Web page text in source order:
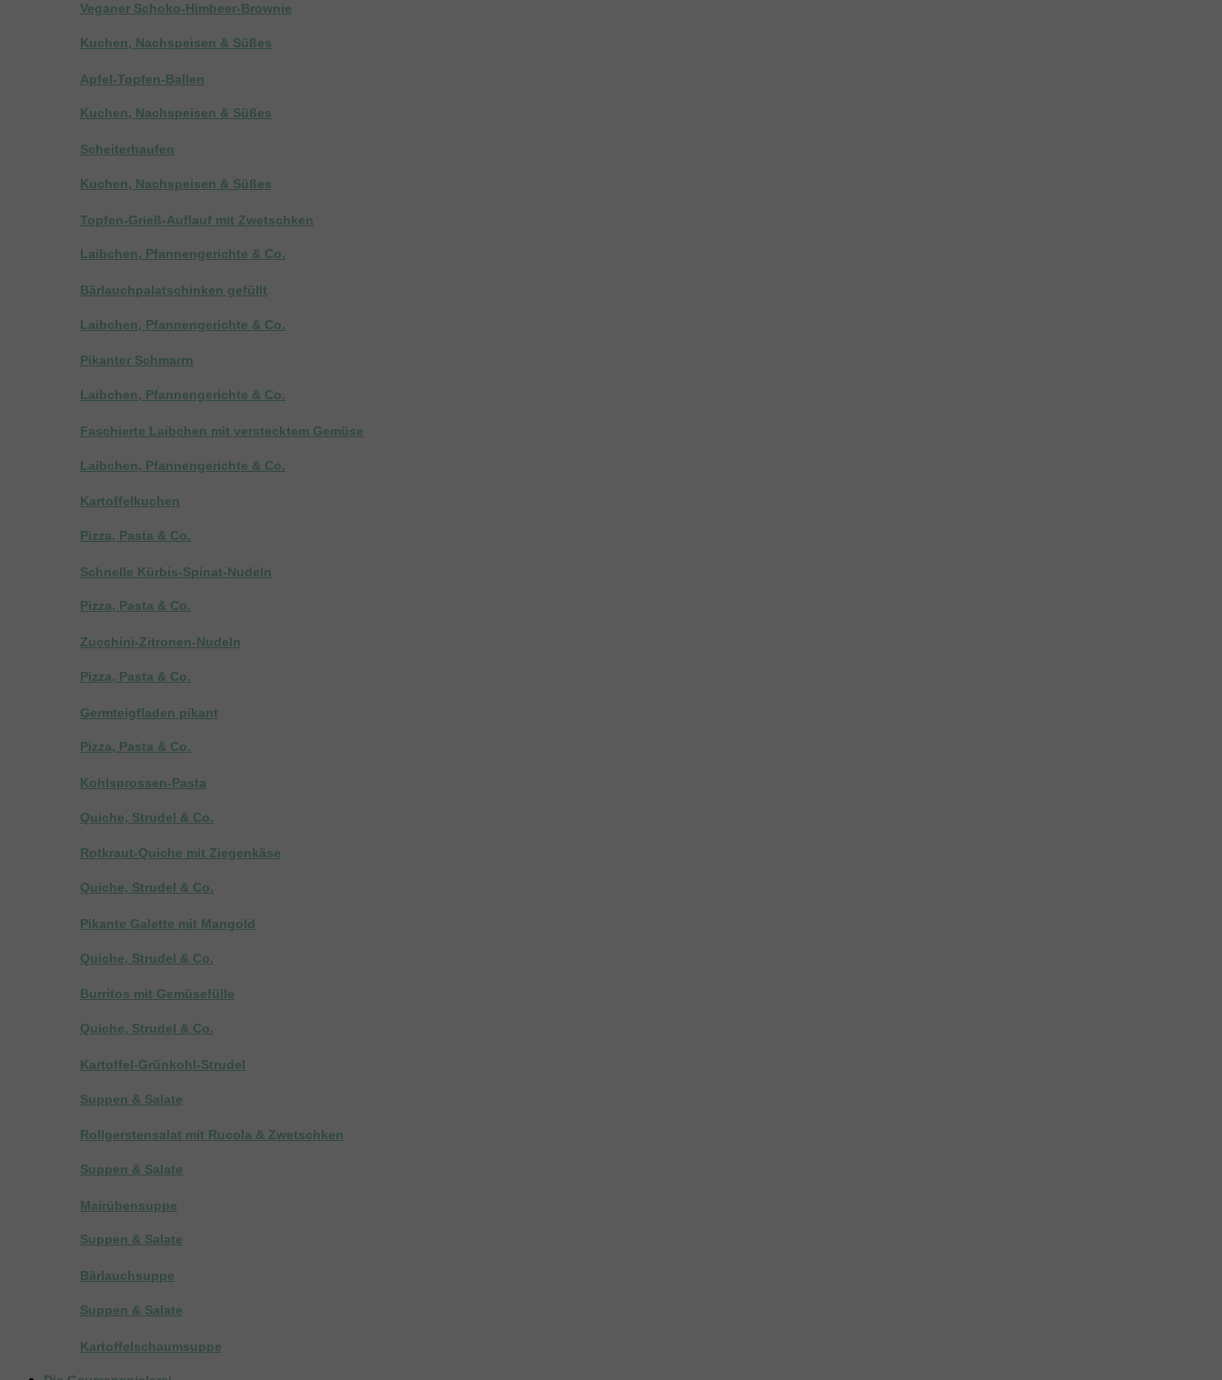
Veganer Schoko-Himbeer-Brownie
Kuchen, Nachspeisen & Süßes
Apfel-Topfen-Ballen
Kuchen, Nachspeisen & Süßes
Scheiterhaufen
Kuchen, Nachspeisen & Süßes
Topfen-Grieß-Auflauf mit Zwetschken
Laibchen, Pfannengerichte & Co.
Bärlauchpalatschinken gefüllt
Laibchen, Pfannengerichte & Co.
Pikanter Schmarrn
Laibchen, Pfannengerichte & Co.
Faschierte Laibchen mit verstecktem Gemüse
Laibchen, Pfannengerichte & Co.
Kartoffelkuchen
Pizza, Pasta & Co.
Schnelle Kürbis-Spinat-Nudeln
Pizza, Pasta & Co.
Zucchini-Zitronen-Nudeln
Pizza, Pasta & Co.
Germteigfladen pikant
Pizza, Pasta & Co.
Kohlsprossen-Pasta
Quiche, Strudel & Co.
Rotkraut-Quiche mit Ziegenkäse
Quiche, Strudel & Co.
Pikante Galette mit Mangold
Quiche, Strudel & Co.
Burritos mit Gemüsefülle
Quiche, Strudel & Co.
Kartoffel-Grünkohl-Strudel
Suppen & Salate
Rollgerstensalat mit Rucola & Zwetschken
Suppen & Salate
Mairübensuppe
Suppen & Salate
Bärlauchsuppe
Suppen & Salate
Kartoffelschaumsuppe